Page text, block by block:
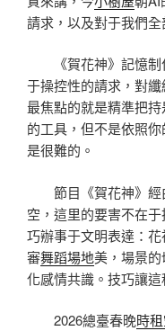
請求，以及對于我們
《賀花神》記憶
于操控性的請求，對
最焦點的就是精準把
的工具，但不是依照
是很難的。
節目《賀花神》經
空，這里的要害不在
巧辦事于文明表達：
審舞蹈場地美，場景
化感情共識。技巧讓
2026總臺春晚時